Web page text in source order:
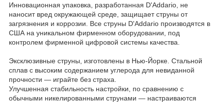
Инновационная упаковка, разработанная D'Addario, не
наносит вред окружающей среде, защищает струны от
загрязнения и коррозии. Все струны D'Addario производятся в
США на уникальном фирменном оборудовании, под
контролем фирменной цифровой системы качества.
Эксклюзивные струны, изготовлены в Нью-Йорке. Стальной
сплав с высоким содержанием углерода для невиданной
прочности — играйте без страха.
Улучшенная стабильность настройки, по сравнению с
обычными никелированными струнами — настраиваются